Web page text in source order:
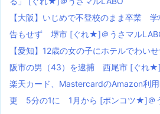
【大阪】いじめで不登校のまま卒業
告もせず 堺市 [ぐれ★]＠うさマル
【愛知】12歳の女の子にホテルでわ
阪市の男（43）を逮捕 西尾市 [ぐれ
楽天カード、MastercardのAmazon利
更 5分の1に 1月から [ポンコツ★]＠